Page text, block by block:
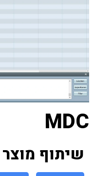
MDC
שיתוף מוצר